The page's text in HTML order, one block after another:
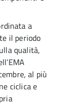
a
il periodo
qualità,
al più
ciclica e